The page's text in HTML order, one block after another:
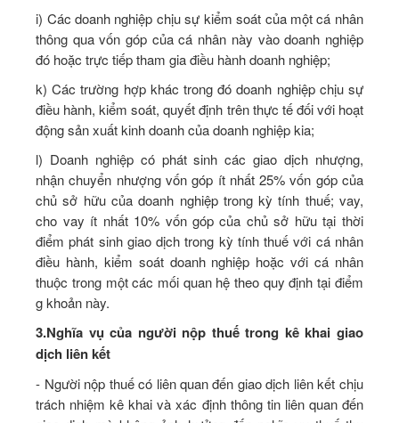
i) Các doanh nghiệp chịu sự kiểm soát của một cá nhân
thông qua vốn góp của cá nhân này vào doanh nghiệp
đó hoặc trực tiếp tham gia điều hành doanh nghiệp;
k) Các trường hợp khác trong đó doanh nghiệp chịu sự
điều hành, kiểm soát, quyết định trên thực tế đối với hoạt
động sản xuất kinh doanh của doanh nghiệp kia;
l) Doanh nghiệp có phát sinh các giao dịch nhượng,
nhận chuyển nhượng vốn góp ít nhất 25% vốn góp của
chủ sở hữu của doanh nghiệp trong kỳ tính thuế; vay,
cho vay ít nhất 10% vốn góp của chủ sở hữu tại thời
điểm phát sinh giao dịch trong kỳ tính thuế với cá nhân
điều hành, kiểm soát doanh nghiệp hoặc với cá nhân
thuộc trong một các mối quan hệ theo quy định tại điểm
g khoản này.
3.Nghĩa vụ của người nộp thuế trong kê khai giao
dịch liên kết
- Người nộp thuế có liên quan đến giao dịch liên kết chịu
trách nhiệm kê khai và xác định thông tin liên quan đến